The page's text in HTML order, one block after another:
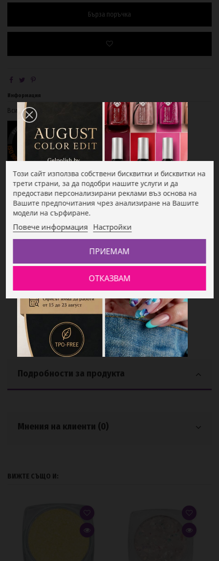
Бърза поръчка
Информация
Всички продукти на Magnetic са сертифициран от:
Вижте също и:
Pigment Yellow Topaz
10,30 €
20,15 BGN
Подробности за продукта
Мнения на клиенти (0)
ВИЖТЕ СЪЩО И:
Този сайт използва собствени бисквитки и бисквитки на
трети страни, за да подобри нашите услуги и да
предостави персонализирани реклами въз основа на
Вашите предпочитания чрез анализиране на Вашите
модели на сърфиране.
Повече информация Настройки
ОТКАЗВАМ
ПРИЕМАМ